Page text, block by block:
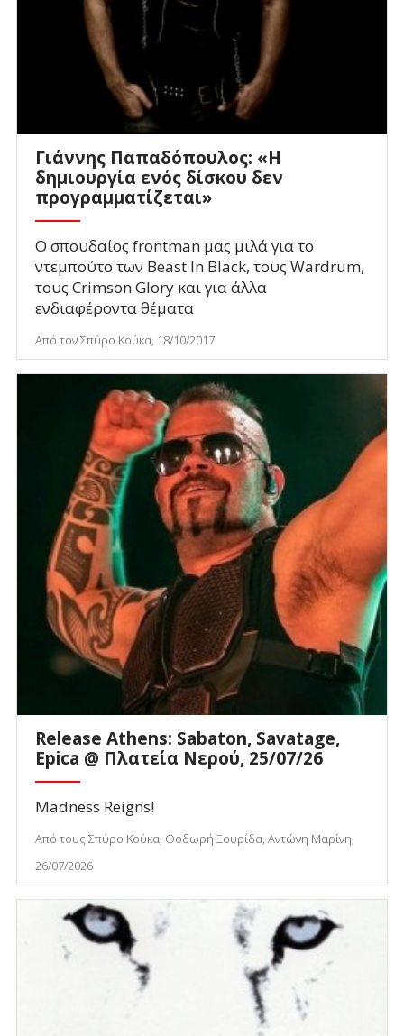
Γιάννης Παπαδόπουλος: «Η
δημιουργία ενός δίσκου δεν
προγραμματίζεται»
Ο σπουδαίος frontman μας μιλά για το
ντεμπούτο των Beast In Black, τους Wardrum,
τους Crimson Glory και για άλλα
ενδιαφέροντα θέματα
Από τον Σπύρο Κούκα, 18/10/2017
Release Athens: Sabaton, Savatage,
Epica @ Πλατεία Νερού, 25/07/26
Madness Reigns!
Από τους Σπύρο Κούκα, Θοδωρή Ξουρίδα, Αντώνη Μαρίνη,
26/07/2026